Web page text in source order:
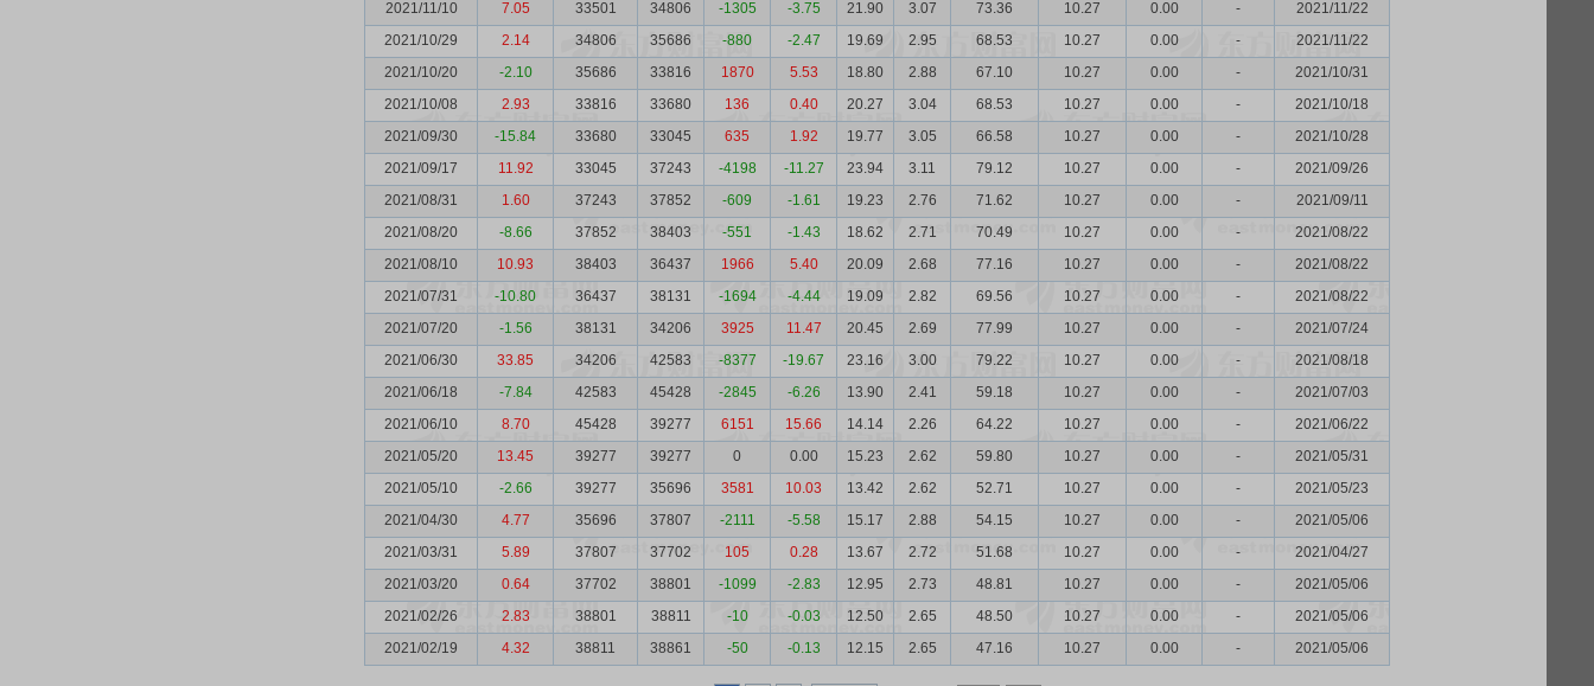
2021/11/10
7.05 33501 34806 -1305 -3.75 21.90 3.07 73.36 10.27 0.00 -
2021/11/22
2021/10/29
2.14 34806 35686 -880 -2.47 19.69 2.95 68.53 10.27 0.00 -
2021/11/22
2021/10/20
-2.10 35686 33816 1870 5.53 18.80 2.88 67.10 10.27 0.00 -
2021/10/31
2021/10/08
2.93 33816 33680 136 0.40 20.27 3.04 68.53 10.27 0.00 -
2021/10/18
2021/09/30
-15.84 33680 33045 635 1.92 19.77 3.05 66.58 10.27 0.00 -
2021/10/28
2021/09/17
11.92 33045 37243 -4198 -11.27 23.94 3.11 79.12 10.27 0.00 -
2021/09/26
2021/08/31
1.60 37243 37852 -609 -1.61 19.23 2.76 71.62 10.27 0.00 -
2021/09/11
2021/08/20
-8.66 37852 38403 -551 -1.43 18.62 2.71 70.49 10.27 0.00 -
2021/08/22
2021/08/10
10.93 38403 36437 1966 5.40 20.09 2.68 77.16 10.27 0.00 -
2021/08/22
2021/07/31
-10.80 36437 38131 -1694 -4.44 19.09 2.82 69.56 10.27 0.00 -
2021/08/22
2021/07/20
-1.56 38131 34206 3925 11.47 20.45 2.69 77.99 10.27 0.00 -
2021/07/24
2021/06/30
33.85 34206 42583 -8377 -19.67 23.16 3.00 79.22 10.27 0.00 -
2021/08/18
2021/06/18
-7.84 42583 45428 -2845 -6.26 13.90 2.41 59.18 10.27 0.00 -
2021/07/03
2021/06/10
8.70 45428 39277 6151 15.66 14.14 2.26 64.22 10.27 0.00 -
2021/06/22
2021/05/20
13.45 39277 39277 0 0.00 15.23 2.62 59.80 10.27 0.00 -
2021/05/31
2021/05/10
-2.66 39277 35696 3581 10.03 13.42 2.62 52.71 10.27 0.00 -
2021/05/23
2021/04/30
4.77 35696 37807 -2111 -5.58 15.17 2.88 54.15 10.27 0.00 -
2021/05/06
2021/03/31
5.89 37807 37702 105 0.28 13.67 2.72 51.68 10.27 0.00 -
2021/04/27
2021/03/20
0.64 37702 38801 -1099 -2.83 12.95 2.73 48.81 10.27 0.00 -
2021/05/06
2021/02/26
2.83 38801 38811 -10 -0.03 12.50 2.65 48.50 10.27 0.00 -
2021/05/06
2021/02/19
4.32 38811 38861 -50 -0.13 12.15 2.65 47.16 10.27 0.00 - 2021/05/06